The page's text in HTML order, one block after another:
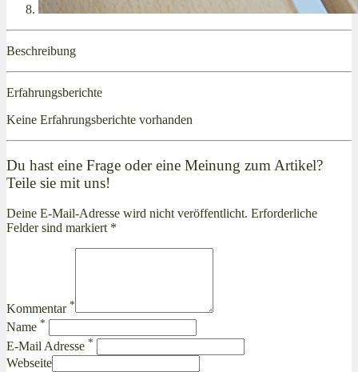
Beschreibung
Erfahrungsberichte
Keine Erfahrungsberichte vorhanden
Du hast eine Frage oder eine Meinung zum Artikel?
Teile sie mit uns!
Deine E-Mail-Adresse wird nicht veröffentlicht. Erforderliche
Felder sind markiert *
Kommentar *
Name *
E-Mail Adresse *
Webseite